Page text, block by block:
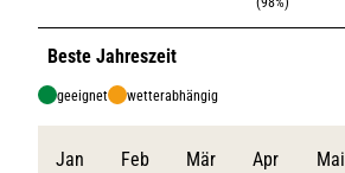
Beste Jahreszeit
geeignet wetterabhängig
Jan Feb Mär Apr Mai